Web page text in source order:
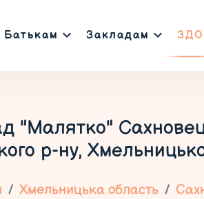
Батькам Закладам ЗДО
"Малятко"
р-ну,
Хмельницька область